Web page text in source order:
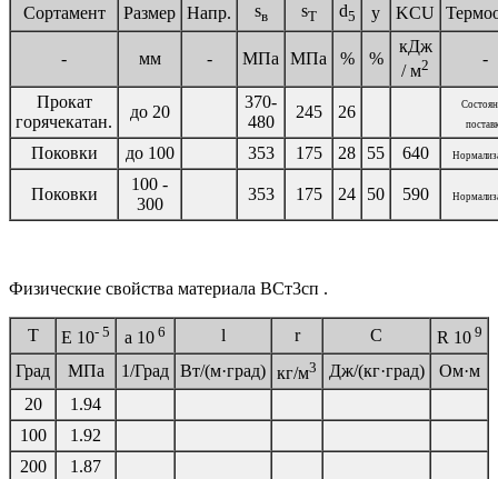
Сортамент Размер Напр. sв sT d5 y KCU
- мм - МПа МПа % %
кДж
/ м2 -
Прокат
горячекатан.
до 20
370-
480
245 26
Поковки до 100 353 175 28 55 640
Поковки
100 -
300
353 175 24 50 590
Физические свойства материала ВСт3сп .
T E 10- 5 a 10 6 l r C R 109
Град МПа 1/Град Вт/(м·град) кг/м3 Дж/(кг·град)
Ом·м
20
1.94
100
1.92
200
1.87